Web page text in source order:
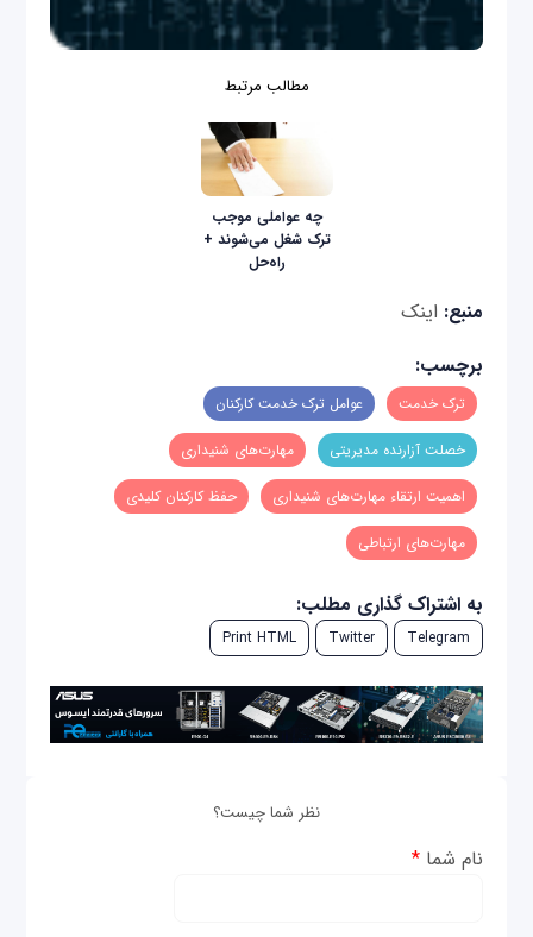
مطالب مرتبط
چه عواملی موجب
ترک شغل می‌شوند +
راه‌حل
منبع: اینک
برچسب:
ترک خدمت عوامل ترک خدمت کارکنان
خصلت آزارنده مدیریتی مهارت‌های شنیداری
اهمیت ارتقاء مهارت‌های شنیداری حفظ کارکنان کلیدی
مهارت‌های ارتباطی
به اشتراک گذاری مطلب:
Telegram
Twitter
Print HTML
نظر شما چیست؟
نام شما*